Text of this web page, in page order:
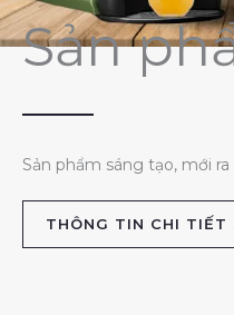
Sản
Sản phẩm sáng tạo, mới
THÔNG TIN CHI TIẾT